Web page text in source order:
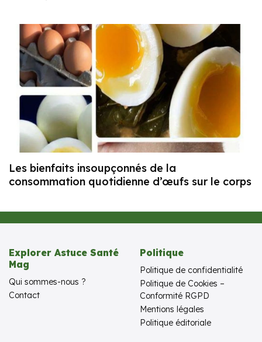
Les bienfaits insoupçonnés de la
consommation quotidienne d’œufs sur le corps
Explorer Astuce Santé
Mag
Qui sommes-nous ?
Contact
Politique
Politique de confidentialité
Politique de Cookies –
Conformité RGPD
Mentions légales
Politique éditoriale